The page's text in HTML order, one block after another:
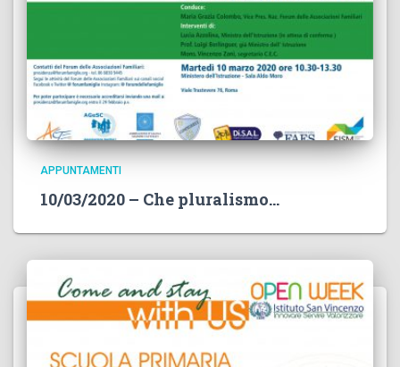
APPUNTAMENTI
10/03/2020 – Che pluralismo…